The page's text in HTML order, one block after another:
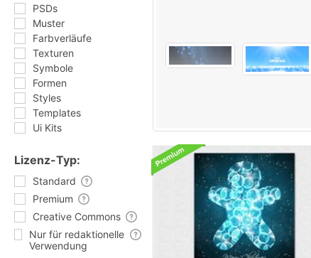
PSDs
Muster
Farbverläufe
Texturen
Symbole
Formen
Styles
Templates
Ui Kits
Lizenz-Typ:
Standard
Premium
Creative Commons
Nur für redaktionelle
Verwendung